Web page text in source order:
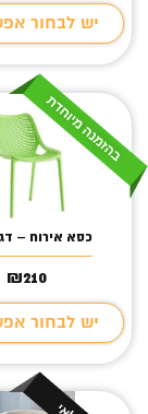
יש לבחור
כסא אירוח –
₪210
יש לבחור